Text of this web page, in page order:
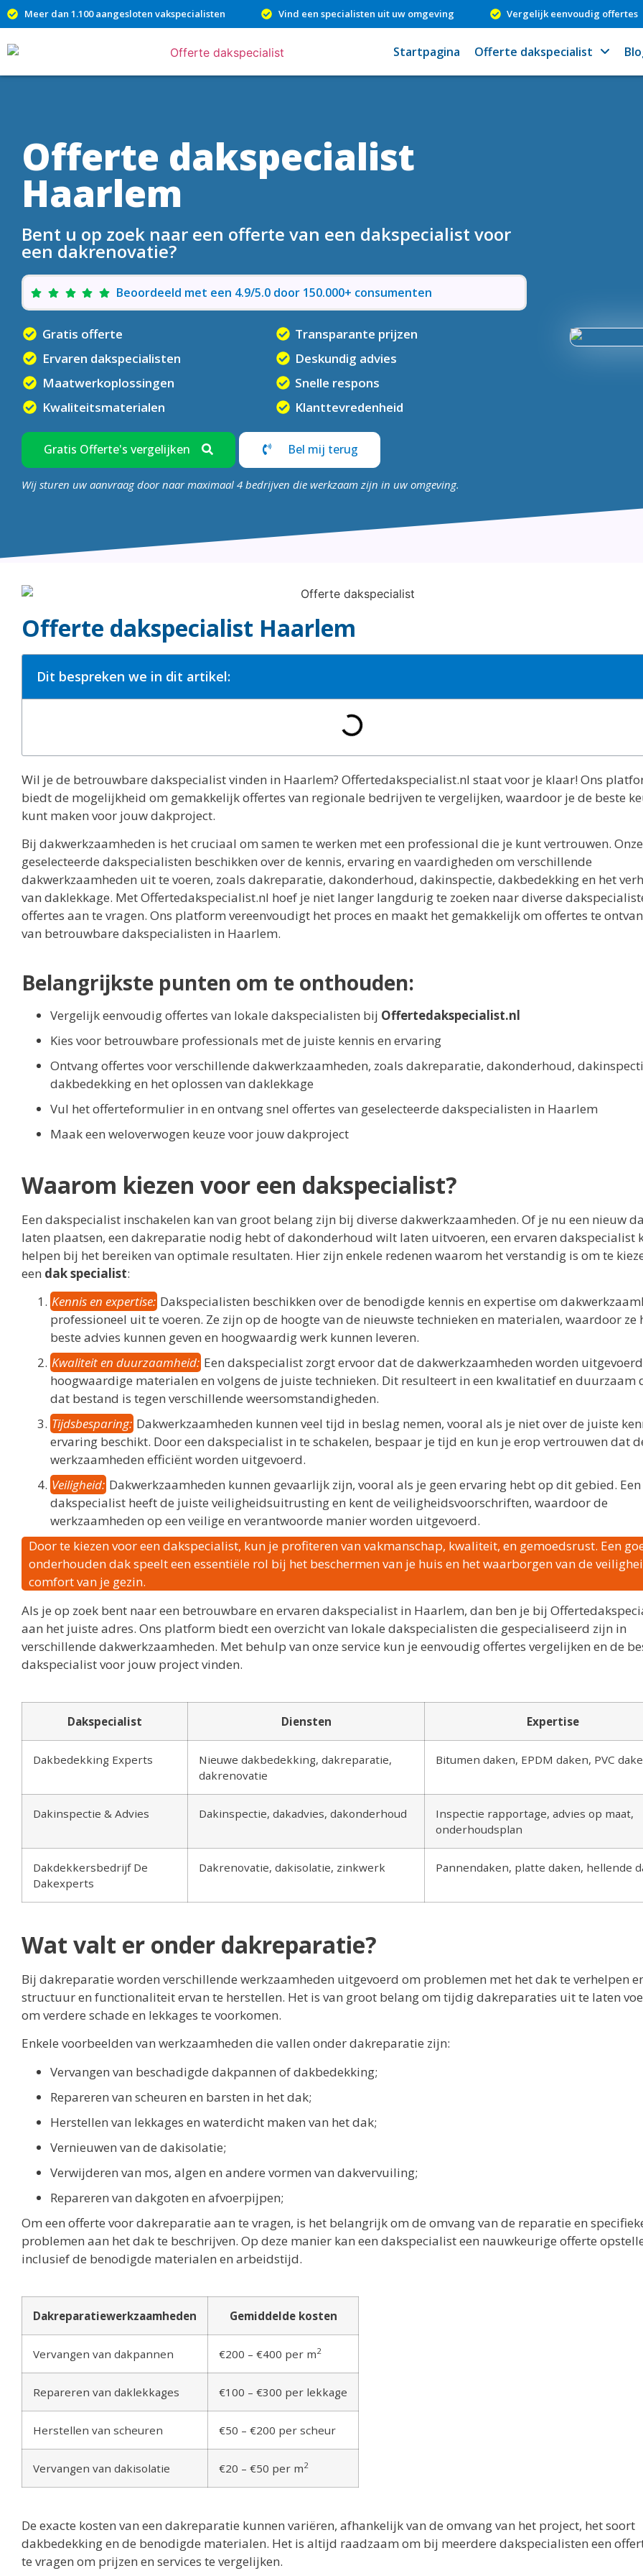
Meer dan 1.100 aangesloten vakspecialisten Vind een specialisten uit uw omgeving Vergelijk eenvoudig offertes
Startpagina Offerte dakspecialist
Offerte dakspecialist
Haarlem
Bent u op zoek naar een offerte van een dakspecialist voor
een dakrenovatie?
Beoordeeld met een 4.9/5.0 door 150.000+ consumenten
Gratis offerte
Ervaren dakspecialisten
Maatwerkoplossingen
Kwaliteitsmaterialen
Transparante prijzen
Deskundig advies
Snelle respons
Klanttevredenheid
Gratis Offerte's vergelijken Bel mij terug
Wij sturen uw aanvraag door naar maximaal 4 bedrijven die werkzaam zijn in uw omgeving.
Offerte dakspecialist Haarlem
Dit bespreken we in dit artikel:
Wil je de betrouwbare dakspecialist vinden in Haarlem? Offertedakspecialist.nl staat voor je klaar! Ons
biedt de mogelijkheid om gemakkelijk offertes van regionale bedrijven te vergelijken, waardoor je de beste
kunt maken voor jouw dakproject.
Bij dakwerkzaamheden is het cruciaal om samen te werken met een professional die je kunt vertrouwen. Onze
geselecteerde dakspecialisten beschikken over de kennis, ervaring en vaardigheden om verschillende
dakwerkzaamheden uit te voeren, zoals dakreparatie, dakonderhoud, dakinspectie, dakbedekking en het
van daklekkage. Met Offertedakspecialist.nl hoef je niet langer langdurig te zoeken naar diverse
offertes aan te vragen. Ons platform vereenvoudigt het proces en maakt het gemakkelijk om offertes te
van betrouwbare dakspecialisten in Haarlem.
Belangrijkste punten om te onthouden:
Vergelijk eenvoudig offertes van lokale dakspecialisten bij Offertedakspecialist.nl
Kies voor betrouwbare professionals met de juiste kennis en ervaring
Ontvang offertes voor verschillende dakwerkzaamheden, zoals dakreparatie, dakonderhoud,
dakbedekking en het oplossen van daklekkage
Vul het offerteformulier in en ontvang snel offertes van geselecteerde dakspecialisten in Haarlem
Maak een weloverwogen keuze voor jouw dakproject
Waarom kiezen voor een dakspecialist?
Een dakspecialist inschakelen kan van groot belang zijn bij diverse dakwerkzaamheden. Of je nu een nieuw
laten plaatsen, een dakreparatie nodig hebt of dakonderhoud wilt laten uitvoeren, een ervaren dakspecialist
helpen bij het bereiken van optimale resultaten. Hier zijn enkele redenen waarom het verstandig is om te
een dak specialist:
Kennis en expertise: Dakspecialisten beschikken over de benodigde kennis en expertise om
professioneel uit te voeren. Ze zijn op de hoogte van de nieuwste technieken en materialen, waardoor ze
beste advies kunnen geven en hoogwaardig werk kunnen leveren.
Kwaliteit en duurzaamheid: Een dakspecialist zorgt ervoor dat de dakwerkzaamheden worden
hoogwaardige materialen en volgens de juiste technieken. Dit resulteert in een kwalitatief en duurzaam
dat bestand is tegen verschillende weersomstandigheden.
Tijdsbesparing: Dakwerkzaamheden kunnen veel tijd in beslag nemen, vooral als je niet over de juiste
ervaring beschikt. Door een dakspecialist in te schakelen, bespaar je tijd en kun je erop vertrouwen dat
werkzaamheden efficiënt worden uitgevoerd.
Veiligheid: Dakwerkzaamheden kunnen gevaarlijk zijn, vooral als je geen ervaring hebt op dit gebied. Een
dakspecialist heeft de juiste veiligheidsuitrusting en kent de veiligheidsvoorschriften, waardoor de
werkzaamheden op een veilige en verantwoorde manier worden uitgevoerd.
Door te kiezen voor een dakspecialist, kun je profiteren van vakmanschap, kwaliteit, en gemoedsrust. Een
onderhouden dak speelt een essentiële rol bij het beschermen van je huis en het waarborgen van de
comfort van je gezin.
Als je op zoek bent naar een betrouwbare en ervaren dakspecialist in Haarlem, dan ben je bij
aan het juiste adres. Ons platform biedt een overzicht van lokale dakspecialisten die gespecialiseerd zijn in
verschillende dakwerkzaamheden. Met behulp van onze service kun je eenvoudig offertes vergelijken en de
dakspecialist voor jouw project vinden.
Dakspecialist Diensten Expertise
Dakbedekking Experts
Nieuwe dakbedekking, dakreparatie,
dakrenovatie
Bitumen daken, EPDM daken, PVC
Dakinspectie & Advies Dakinspectie, dakadvies, dakonderhoud
Inspectie rapportage, advies op maat,
onderhoudsplan
Dakdekkersbedrijf De
Dakexperts
Dakrenovatie, dakisolatie, zinkwerk Pannendaken, platte daken, hellende
Wat valt er onder dakreparatie?
Bij dakreparatie worden verschillende werkzaamheden uitgevoerd om problemen met het dak te verhelpen
structuur en functionaliteit ervan te herstellen. Het is van groot belang om tijdig dakreparaties uit te laten
om verdere schade en lekkages te voorkomen.
Enkele voorbeelden van werkzaamheden die vallen onder dakreparatie zijn:
Vervangen van beschadigde dakpannen of dakbedekking;
Repareren van scheuren en barsten in het dak;
Herstellen van lekkages en waterdicht maken van het dak;
Vernieuwen van de dakisolatie;
Verwijderen van mos, algen en andere vormen van dakvervuiling;
Repareren van dakgoten en afvoerpijpen;
Om een offerte voor dakreparatie aan te vragen, is het belangrijk om de omvang van de reparatie en
problemen aan het dak te beschrijven. Op deze manier kan een dakspecialist een nauwkeurige offerte
inclusief de benodigde materialen en arbeidstijd.
Dakreparatiewerkzaamheden Gemiddelde kosten
Vervangen van dakpannen €200 – €400 per m2
Repareren van daklekkages €100 – €300 per lekkage
Herstellen van scheuren €50 – €200 per scheur
Vervangen van dakisolatie €20 – €50 per m2
De exacte kosten van een dakreparatie kunnen variëren, afhankelijk van de omvang van het project, het soort
dakbedekking en de benodigde materialen. Het is altijd raadzaam om bij meerdere dakspecialisten een
te vragen om prijzen en services te vergelijken.